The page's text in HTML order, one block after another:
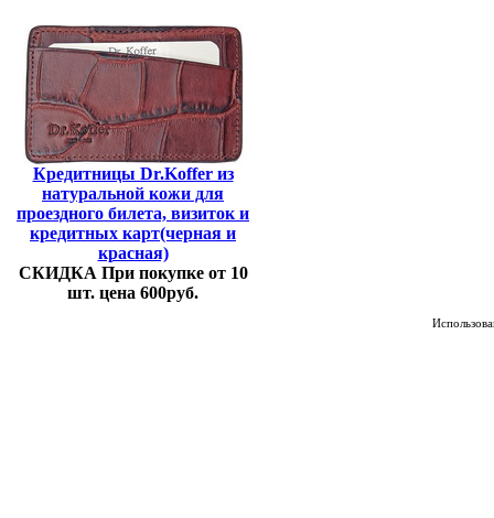
Кредитницы Dr.Koffer из
натуральной кожи для
проездного билета, визиток и
кредитных карт(черная и
красная)
СКИДКА При покупке от 10
шт. цена 600руб.